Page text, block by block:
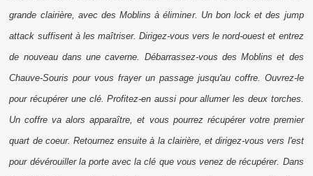
grande clairière, avec des Moblins à éliminer. Un bonlock et des jump
attack suffisent à les maîtriser. Dirigez-vous vers le nord-ouest et entrez
de nouveau dans une caverne. Débarrassez-vous des Moblins et des
Chauve-Souris pour vous frayer un passage jusqu'au coffre. Ouvrez-le
pour récupérer une clé. Profitez-en aussi pour allumer les deux torches.
Un coffre va alors apparaître, et vous pourrez récupérer votre premier
quart de coeur. Retournez ensuite à la clairière, et dirigez-vous vers l'est
pour dévérouiller la porte avec la clé que vous venez de récupérer. Dans